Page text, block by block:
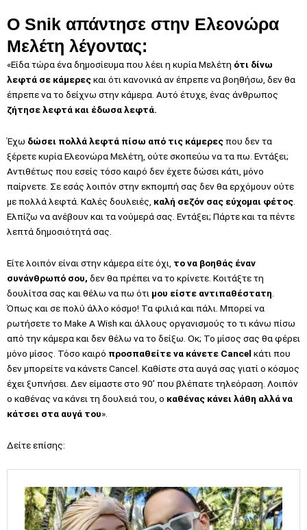
Ο Snik απάντησε στην Ελεονώρα
Μελέτη λέγοντας:
«Είδα τώρα ένα δημοσίευμα που λέει η κυρία Μελέτη ότι δίνω
λεφτά σε κάμερεςκαι ότι κανονικά αν έπρεπε να βοηθήσω, δεν θα
έπρεπε να το δείχνω στην κάμερα. Αυτό έτυχε, ένας άνθρωπος
ζήτησε λεφτά και έδωσα λεφτά.
Έχω δώσει πολλά λεφτά πίσω από τις κάμερεςπου δεν τα
ξέρετε κυρία Ελεονώρα Μελέτη, ούτε σκοπεύω να τα πω. Εντάξει;
Αντιθέτως που εσείς τόσο καιρό δεν έχετε δώσει κάτι, μόνο
παίρνετε. Σε εσάς λοιπόν στην εκπομπή σας δεν θα ερχόμουν ούτε
με πολλά λεφτά. Καλές δουλειές, καλή σεζόν σας εύχομαι φέτος
Ελπίζω να ανέβουν και τα νούμερά σας. Εντάξει; Πάρτε και τα πέντε
λεπτά δημοσιότητά σας.
Είτε λοιπόν είναι στην κάμερα είτε όχι, το να βοηθάς έναν
συνάνθρωπό σου, δεν θα πρέπει να το κρίνετε. Κοιτάξτε τη
δουλίτσα σας και θέλω να πω ότι μου είστε αντιπαθέστατη
Όπως και σε πολύ άλλο κόσμο! Τα φιλιά και πάλι. Μπορεί να
ρωτήσετε το Make A Wish και άλλους οργανισμούς το τι κάνω πίσω
από την κάμερα και δεν θέλω να το δείξω. Οκ; Το μίσος σας θα φέρει
μόνο μίσος. Τόσο καιρό προσπαθείτε να κάνετε Cancel κάτι που
δεν μπορείτε να κάνετε Cancel. Καθίστε στα αυγά σας γιατί ο κόσμος
έχει ξυπνήσει. Δεν είμαστε στο 90’ που βλέπατε τηλεόραση. Λοιπόν
ο καθένας να κάνει τη δουλειά του, ο καθένας κάνει λάθη αλλά να
κάτσει στα αυγά του».
Δείτε επίσης: